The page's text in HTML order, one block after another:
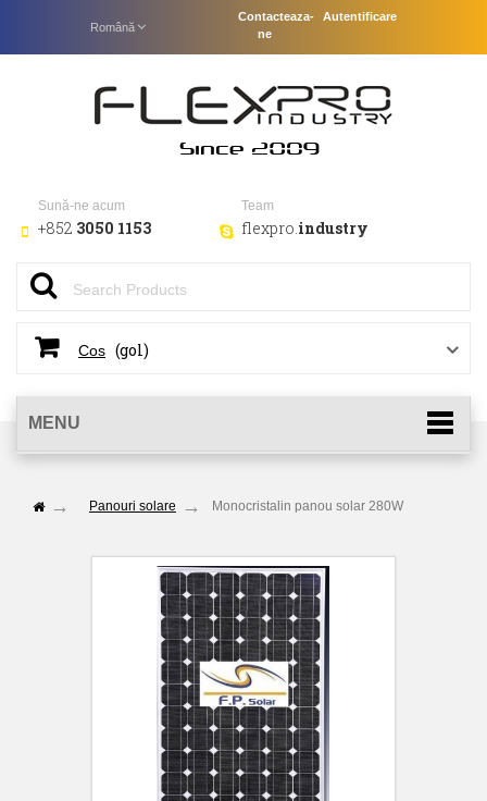
Autentificare
Română
Contacteaza-
ne
Sună-ne acum
+852 3050 1153
Team
flexpro.industry
Cos (gol)
MENU
Panouri solare Monocristalin panou solar 280W